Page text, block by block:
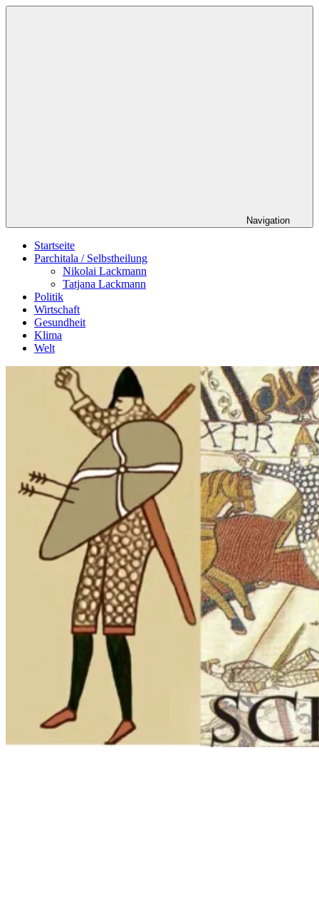
Zum
Navigation
Startseite
Parchitala / Selbstheilung
Nikolai Lackmann
Tatjana Lackmann
Politik
Wirtschaft
Gesundheit
Klima
Welt